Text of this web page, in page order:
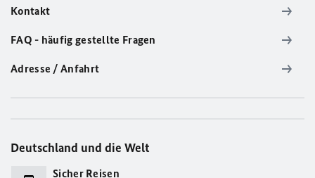
Kontakt
FAQ - häufig gestellte Fragen
Adresse / Anfahrt
Deutschland und die Welt
Sicher Reisen